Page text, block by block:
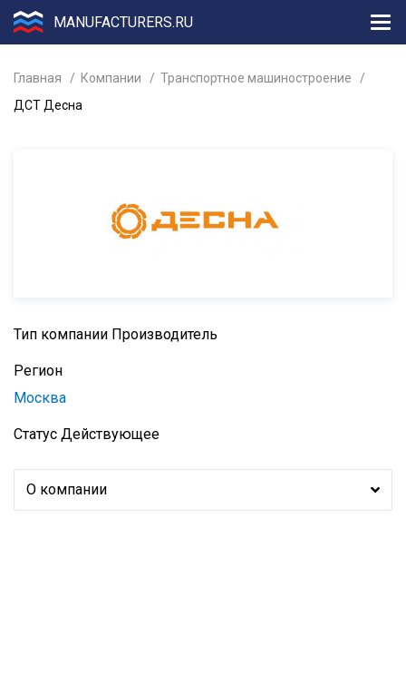
MANUFACTURERS.RU
Главная Компании
Транспортное машиностроение
ДСТ Десна
Тип компании Производитель
Регион
Москва
Статус Действующее
О компании